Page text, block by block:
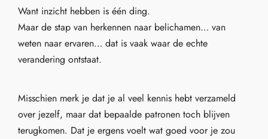
Want inzicht hebben is één ding.
Maar de stap van herkennen naar belichamen… van
weten naar ervaren… dat is vaak waar de echte
verandering ontstaat.
Misschien merk je dat je al veel kennis hebt verzameld
over jezelf, maar dat bepaalde patronen toch blijven
terugkomen. Dat je ergens voelt wat goed voor je zou